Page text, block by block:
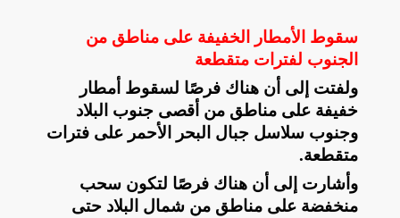
سقوط الأمطار الخفيفة على مناطق من
الجنوب لفترات متقطعة
ولفتت إلى أن هناك فرصًا لسقوط أمطار
خفيفة على مناطق من أقصى جنوب البلاد
وجنوب سلاسل جبال البحر الأحمر على فترات
متقطعة.
وأشارت إلى أن هناك فرصًا لتكون سحب
منخفضة على مناطق من شمال البلاد حتى